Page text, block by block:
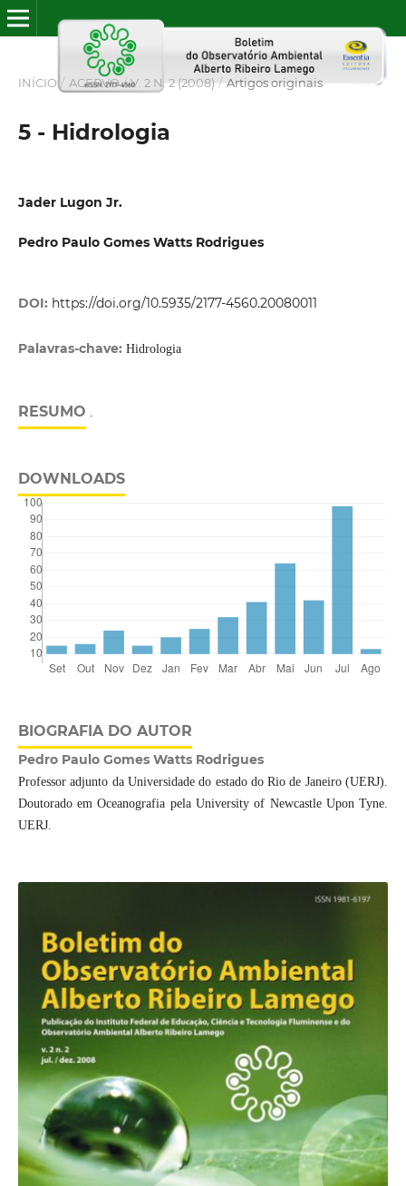
INÍCIO / ACERVO / V. 2 N. 2 (2008) / Artigos originais
5 - Hidrologia
Jader Lugon Jr.
Pedro Paulo Gomes Watts Rodrigues
DOI: https://doi.org/10.5935/2177-4560.20080011
Palavras-chave: Hidrologia
RESUMO .
DOWNLOADS
BIOGRAFIA DO AUTOR
Pedro Paulo Gomes Watts Rodrigues
Professor adjunto da Universidade do estado do Rio de Janeiro (UERJ).
Doutorado em Oceanografia pela University of Newcastle Upon Tyne.
UERJ.